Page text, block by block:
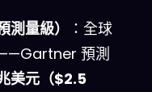
量級）
：全球
預測
美元（$2.5